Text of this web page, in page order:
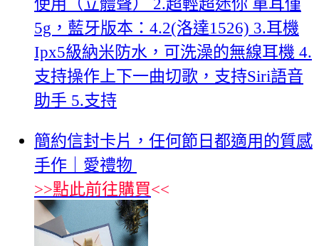
5g，藍牙版本：4.2(洛達1526) 3.耳機
Ipx5級納米防水，可洗澡的無線耳機 4.
支持操作上下一曲切歌，支持Siri語音
助手 5.支持
簡約信封卡片，任何節日都適用的質感
手作｜愛禮物
>>點此前往購買<<